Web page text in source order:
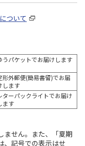
ついて
うパケットでお届けします
形外郵便(簡易書留)でお届
します
ターパックライトでお届け
ます
ません。また、「夏期
、記号での表示はせ